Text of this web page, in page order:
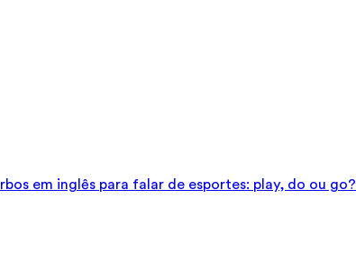
em inglês para falar de esportes: play, do ou go?